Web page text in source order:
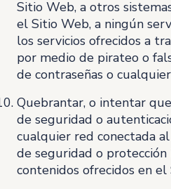
Sitio Web, a otros
el Sitio Web, a ningún
los servicios ofrecidos a
por medio de pirateo o
de contraseñas o
Quebrantar, o intentar
de seguridad o
cualquier red conectada
de seguridad o protección
contenidos ofrecidos en